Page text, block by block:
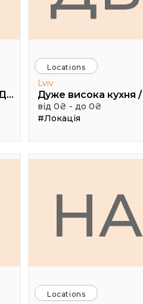
Центр Архітектури, Дизайну та Урбаністики Порохова ВЕЖА
Locations
Lviv
від 0₴ - до 0₴
#Локація
HA
Locations